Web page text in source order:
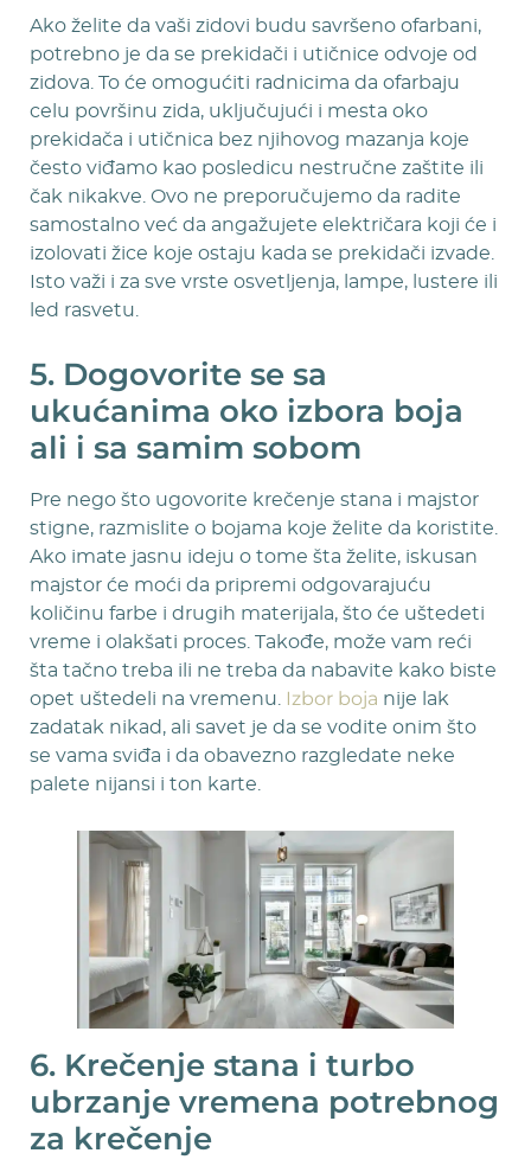
Ako želite da vaši zidovi budu savršeno ofarbani,
potrebno je da se prekidači i utičnice odvoje od
zidova. To će omogućiti radnicima da ofarbaju
celu površinu zida, uključujući i mesta oko
prekidača i utičnica bez njihovog mazanja koje
često viđamo kao posledicu nestručne zaštite ili
čak nikakve. Ovo ne preporučujemo da radite
samostalno već da angažujete električara koji će i
izolovati žice koje ostaju kada se prekidači izvade.
Isto važi i za sve vrste osvetljenja, lampe, lustere ili
led rasvetu.
5. Dogovorite se sa
ukućanima oko izbora boja
ali i sa samim sobom
Pre nego što ugovorite krečenje stana i majstor
stigne, razmislite o bojama koje želite da koristite.
Ako imate jasnu ideju o tome šta želite, iskusan
majstor će moći da pripremi odgovarajuću
količinu farbe i drugih materijala, što će uštedeti
vreme i olakšati proces. Takođe, može vam reći
šta tačno treba ili ne treba da nabavite kako biste
opet uštedeli na vremenu.
Izbor boja nije lak
zadatak nikad, ali savet je da se vodite onim što
se vama sviđa i da obavezno razgledate neke
palete nijansi i ton karte.
6. Krečenje stana i turbo
ubrzanje vremena potrebnog
za krečenje